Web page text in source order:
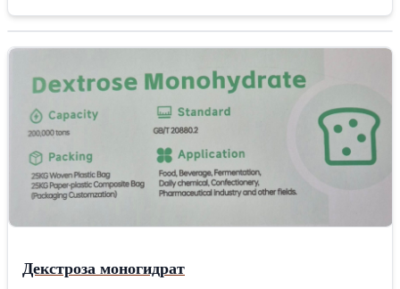
Декстроза моногидрат